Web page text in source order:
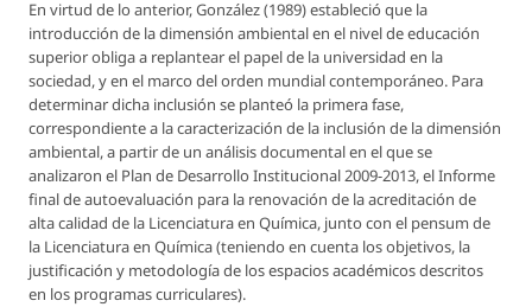
En virtud de lo anterior, González (1989) estableció que la
introducción de la dimensión ambiental en el nivel de educación
superior obliga a replantear el papel de la universidad en la
sociedad, y en el marco del orden mundial contemporáneo. Para
determinar dicha inclusión se planteó la primera fase,
correspondiente a la caracterización de la inclusión de la dimensión
ambiental, a partir de un análisis documental en el que se
analizaron el Plan de Desarrollo Institucional 2009-2013, el Informe
final de autoevaluación para la renovación de la acreditación de
alta calidad de la Licenciatura en Química, junto con el pensum de
la Licenciatura en Química (teniendo en cuenta los objetivos, la
justificación y metodología de los espacios académicos descritos
en los programas curriculares).